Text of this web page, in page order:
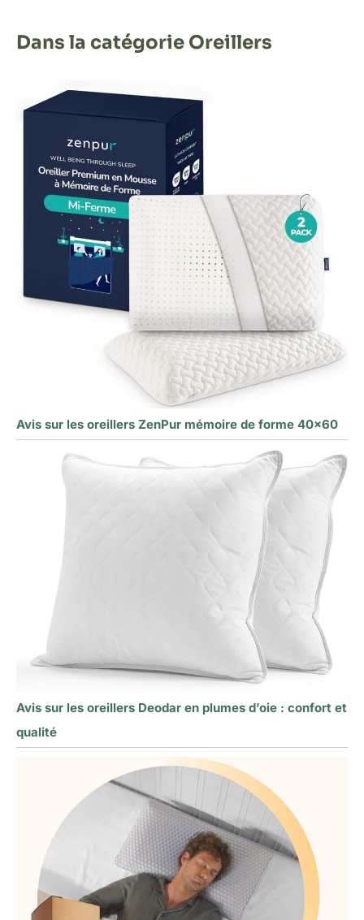
Dans la catégorie Oreillers
Avis sur les oreillers ZenPur mémoire de forme 40×60
Avis sur les oreillers Deodar en plumes d’oie : confort et
qualité